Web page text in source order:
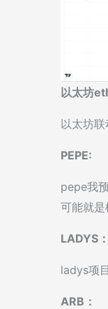
以太坊
以太坊
PEPE:
pepe我
可能就是
LADYS：
ladys项
ARB：